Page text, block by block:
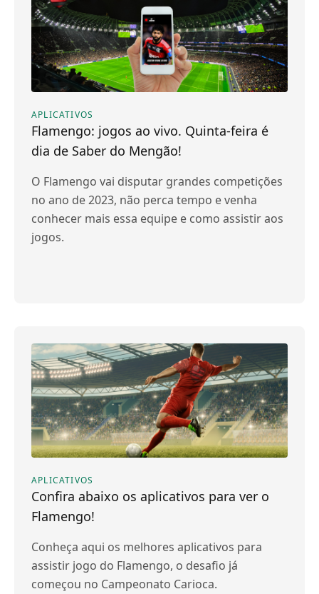
APLICATIVOS
Flamengo: jogos ao vivo. Quinta-feira é
dia de Saber do Mengão!
O Flamengo vai disputar grandes competições
no ano de 2023, não perca tempo e venha
conhecer mais essa equipe e como assistir aos
jogos.
APLICATIVOS
Confira abaixo os aplicativos para ver o
Flamengo!
Conheça aqui os melhores aplicativos para
assistir jogo do Flamengo, o desafio já
começou no Campeonato Carioca.